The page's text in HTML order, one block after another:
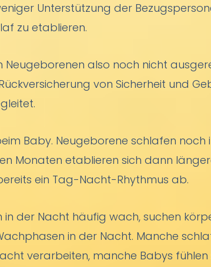
Unterstützung der
zu etablieren.
also noch nicht
von Sicherheit und
Baby. Neugeborene schlafen noch
Monaten etablieren sich dann
ein Tag-Nacht-Rhythmus ab.
der Nacht häufig wach, suchen
in der Nacht. Manche
verarbeiten, manche Babys fühlen